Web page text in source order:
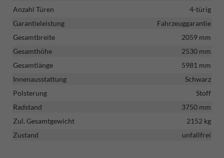
Anzahl Türen
4-türig
Garantieleistung
Fahrzeuggarantie
Gesamtbreite
2059 mm
Gesamthöhe
2530 mm
Gesamtlänge
5981 mm
Innenausstattung
Schwarz
Polsterung
Stoff
Radstand
3750 mm
Zul. Gesamtgewicht
2152 kg
Zustand
unfallfrei